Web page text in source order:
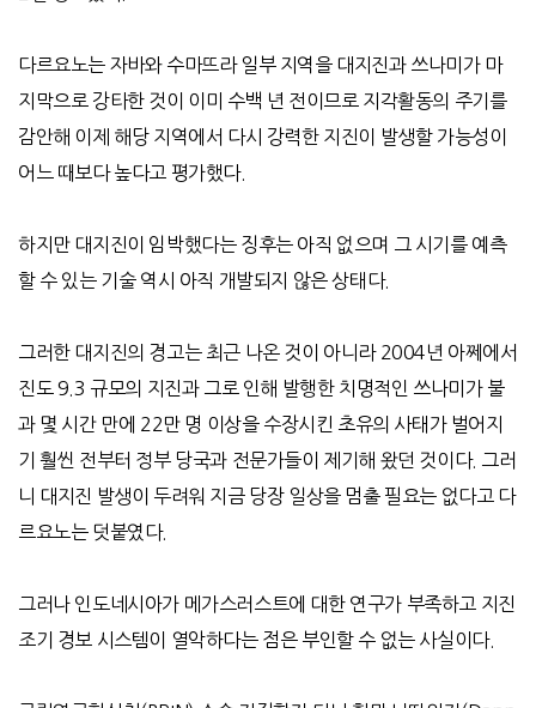
다르요노는 자바와 수마뜨라 일부 지역을 대지진과 쓰나미가 마
지막으로 강타한 것이 이미 수백 년 전이므로 지각활동의 주기를
감안해 이제 해당 지역에서 다시 강력한 지진이 발생할 가능성이
어느 때보다 높다고 평가했다.
하지만 대지진이 임박했다는 징후는 아직 없으며 그 시기를 예측
할 수 있는 기술 역시 아직 개발되지 않은 상태다.
그러한 대지진의 경고는 최근 나온 것이 아니라 2004년 아쩨에서
진도 9.3 규모의 지진과 그로 인해 발행한 치명적인 쓰나미가 불
과 몇 시간 만에 22만 명 이상을 수장시킨 초유의 사태가 벌어지
기 훨씬 전부터 정부 당국과 전문가들이 제기해 왔던 것이다. 그러
니 대지진 발생이 두려워 지금 당장 일상을 멈출 필요는 없다고 다
르요노는 덧붙였다.
그러나 인도네시아가 메가스러스트에 대한 연구가 부족하고 지진
조기 경보 시스템이 열악하다는 점은 부인할 수 없는 사실이다.